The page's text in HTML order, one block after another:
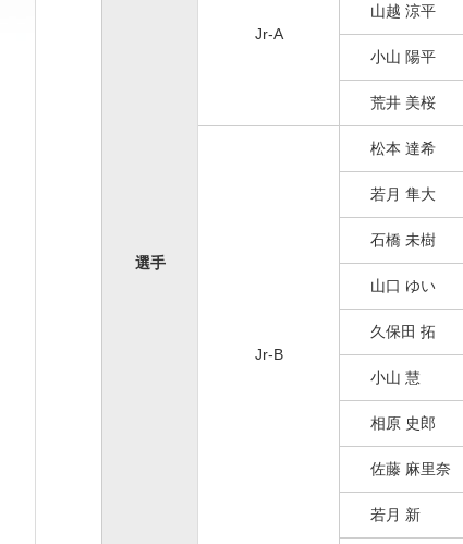
選手
Jr-A
山越 涼平
小山 陽平
荒井 美桜
Jr-B
松本 達希
若月 隼大
石橋 未樹
山口 ゆい
久保田 拓
小山 慧
相原 史郎
佐藤 麻里奈
若月 新